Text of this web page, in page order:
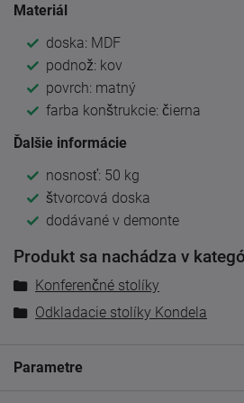
Materiál
doska: MDF
podnož: kov
povrch: matný
farba konštrukcie: čierna
Ďalšie informácie
nosnosť: 50 kg
štvorcová doska
dodávané v demonte
Produkt sa nachádza v
Konferenčné stolíky
Odkladacie stolíky Kondela
Parametre